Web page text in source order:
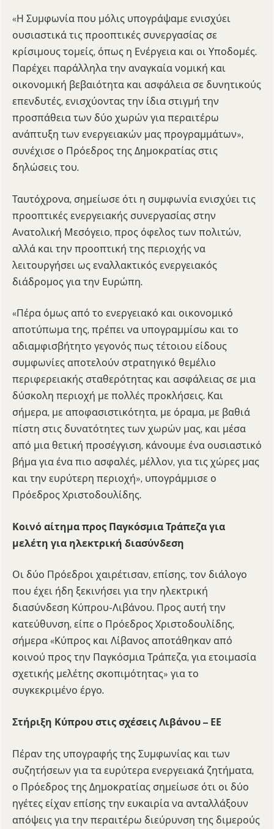
«Η Συμφωνία που μόλις υπογράψαμε ενισχύει
ουσιαστικά τις προοπτικές συνεργασίας σε
κρίσιμους τομείς, όπως η Ενέργεια και οι Υποδομές.
Παρέχει παράλληλα την αναγκαία νομική και
οικονομική βεβαιότητα και ασφάλεια σε δυνητικούς
επενδυτές, ενισχύοντας την ίδια στιγμή την
προσπάθεια των δύο χωρών για περαιτέρω
ανάπτυξη των ενεργειακών μας προγραμμάτων»,
συνέχισε ο Πρόεδρος της Δημοκρατίας στις
δηλώσεις του.
Ταυτόχρονα, σημείωσε ότι η συμφωνία ενισχύει τις
προοπτικές ενεργειακής συνεργασίας στην
Ανατολική Μεσόγειο, προς όφελος των πολιτών,
αλλά και την προοπτική της περιοχής να
λειτουργήσει ως εναλλακτικός ενεργειακός
διάδρομος για την Ευρώπη.
«Πέρα όμως από το ενεργειακό και οικονομικό
αποτύπωμα της, πρέπει να υπογραμμίσω και το
αδιαμφισβήτητο γεγονός πως τέτοιου είδους
συμφωνίες αποτελούν στρατηγικό θεμέλιο
περιφερειακής σταθερότητας και ασφάλειας σε μια
δύσκολη περιοχή με πολλές προκλήσεις. Και
σήμερα, με αποφασιστικότητα, με όραμα, με βαθιά
πίστη στις δυνατότητες των χωρών μας, και μέσα
από μια θετική προσέγγιση, κάνουμε ένα ουσιαστικό
βήμα για ένα πιο ασφαλές, μέλλον, για τις χώρες μας
και την ευρύτερη περιοχή», υπογράμμισε ο
Πρόεδρος Χριστοδουλίδης.
Κοινό αίτημα προς Παγκόσμια Τράπεζα για
μελέτη για ηλεκτρική διασύνδεση
Οι δύο Πρόεδροι χαιρέτισαν, επίσης, τον διάλογο
που έχει ήδη ξεκινήσει για την ηλεκτρική
διασύνδεση Κύπρου-Λιβάνου. Προς αυτή την
κατεύθυνση, είπε ο Πρόεδρος Χριστοδουλίδης,
σήμερα «Κύπρος και Λίβανος αποτάθηκαν από
κοινού προς την Παγκόσμια Τράπεζα, για ετοιμασία
σχετικής μελέτης σκοπιμότητας» για το
συγκεκριμένο έργο.
Στήριξη Κύπρου στις σχέσεις Λιβάνου – ΕΕ
Πέραν της υπογραφής της Συμφωνίας και των
συζητήσεων για τα ευρύτερα ενεργειακά ζητήματα,
ο Πρόεδρος της Δημοκρατίας σημείωσε ότι οι δύο
ηγέτες είχαν επίσης την ευκαιρία να ανταλλάξουν
απόψεις για την περαιτέρω διεύρυνση της διμερούς